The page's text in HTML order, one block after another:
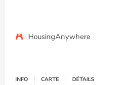
HousingAnywhere
INFO CARTE DÉTAILS